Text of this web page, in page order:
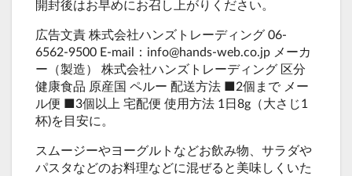
開封後はお早めにお召し上がりください。
広告文責 株式会社ハンズトレーディング 06-
6562-9500 E-mail：info@hands-web.co.jp メーカ
ー（製造） 株式会社ハンズトレーディング 区分
健康食品 原産国 ペルー 配送方法 ■2個まで メー
ル便 ■3個以上 宅配便 使用方法 1日8g（大さじ1
杯)を目安に。
スムージーやヨーグルトなどお飲み物、サラダや
パスタなどのお料理などに混ぜると美味しくいた